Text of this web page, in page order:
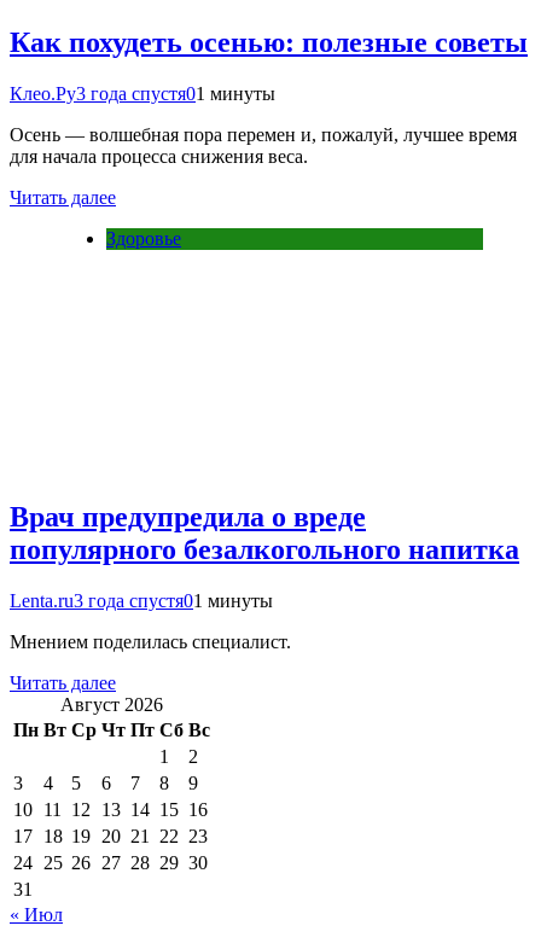
Как похудеть осенью: полезные советы
Клео.Ру3 года спустя01 минуты
Осень — волшебная пора перемен и, пожалуй, лучшее время
для начала процесса снижения веса.
Читать далее
Здоровье
Врач предупредила о вреде
популярного безалкогольного напитка
Lenta.ru3 года спустя01 минуты
Мнением поделилась специалист.
Читать далее
Август 2026
Пн Вт Ср Чт Пт Сб Вс
1
2
3
4 5 6 7 8
9
10 11 12 13 14 15 16
17 18 19 20 21 22 23
24 25 26 27 28 29 30
31
« Июл